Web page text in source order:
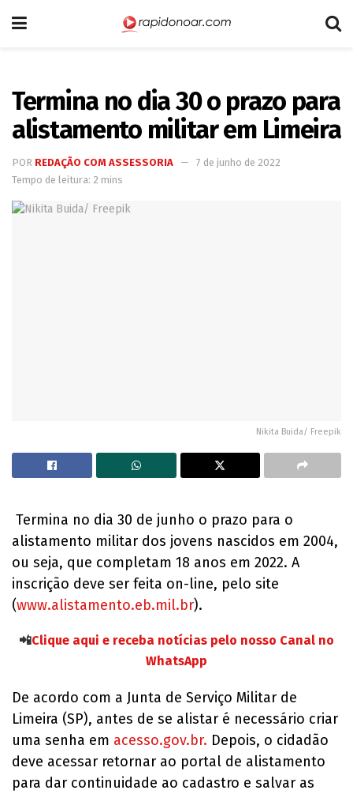
Termina no dia 30 o prazo para
alistamento militar em Limeira
POR REDAÇÃO COM ASSESSORIA
7 de junho de 2022
Tempo de leitura: 2 mins
Nikita Buida/ Freepik
Termina no dia 30 de junho o prazo para o
alistamento militar dos jovens nascidos em 2004,
ou seja, que completam 18 anos em 2022. A
inscrição deve ser feita on-line, pelo site
(www.alistamento.eb.mil.br).
📲Clique aqui e receba notícias pelo nosso Canal no
WhatsApp
De acordo com a Junta de Serviço Militar de
Limeira (SP), antes de se alistar é necessário criar
uma senha em acesso.gov.br. Depois, o cidadão
deve acessar retornar ao portal de alistamento
para dar continuidade ao cadastro e salvar as